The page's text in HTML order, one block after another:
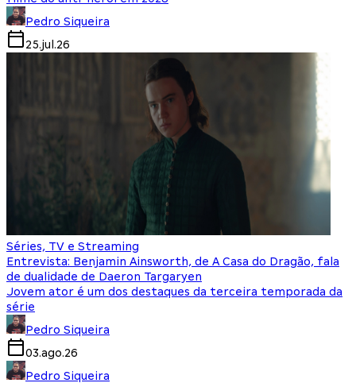
Pedro Siqueira
25.jul.26
Séries, TV e Streaming
Entrevista: Benjamin Ainsworth, de A Casa do Dragão, fala
de dualidade de Daeron Targaryen
Jovem ator é um dos destaques da terceira temporada da
série
Pedro Siqueira
03.ago.26
Pedro Siqueira